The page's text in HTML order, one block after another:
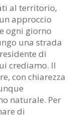
al territorio,
approccio
ogni giorno
una strada
di
crediamo. Il
con chiarezza
naturale. Per
di